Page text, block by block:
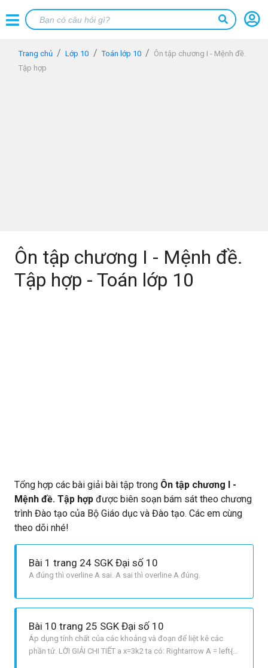
Trang chủ Lớp 10 Toán lớp 10
Ôn tập chương I - Mệnh đề.
Tập hợp
Ôn tập chương I - Mệnh đề.
Tập hợp - Toán lớp 10
Tổng hợp các bài giải bài tập trong Ôn tập chương I -
Mệnh đề. Tập hợp được biên soạn bám sát theo chương
trình Đào tạo của Bộ Giáo dục và Đào tạo. Các em cùng
theo dõi nhé!
Bài 1 trang 24 SGK Đại số 10
A đúng thì overline A sai. A sai thì overline A đúng.
Bài 10 trang 25 SGK Đại số 10
Áp dụng tính chất của các khoảng và đoạn để liệt kê các
phần tử. LỜI GIẢI CHI TIẾT a x=3k2 ta có: Rightarrow A = left{2;